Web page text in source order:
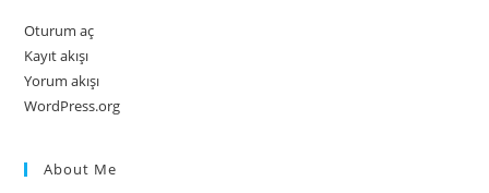
Oturum aç
Kayıt akışı
Yorum akışı
WordPress.org
About Me